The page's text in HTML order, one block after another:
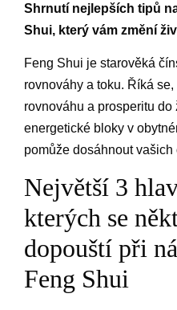
Shrnutí nejlepších tipů
Shui, který vám změní
Feng Shui je starověká
rovnováhy a toku. Říká
rovnováhu a prosperitu do
energetické bloky v
pomůže dosáhnout
Největší 3
kterých se
dopouští při
Feng Shui